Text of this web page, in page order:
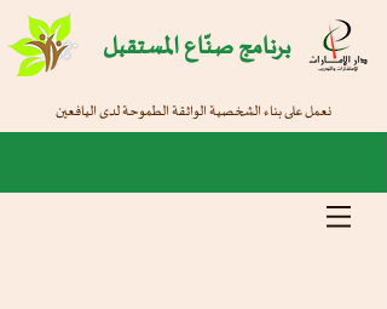
برنامج صنّاع المستقبل
نعمل على بناء الشخصية الواثقة الطموحة لدى اليافعين